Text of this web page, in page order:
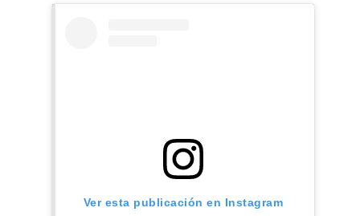
Ver esta publicación en Instagram